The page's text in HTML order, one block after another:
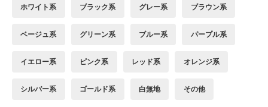
ホワイト系 ブラック系 グレー系 ブラウン系
ベージュ系 グリーン系 ブルー系 パープル系
イエロー系 ピンク系 レッド系 オレンジ系
シルバー系 ゴールド系 白無地 その他